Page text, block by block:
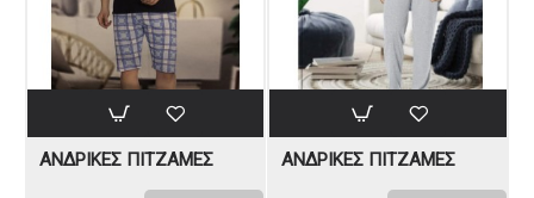
ΑΝΔΡΙΚΈΣ ΠΙΤΖΆΜΕΣ ΑΝΔΡΙΚΈΣ ΠΙΤΖΆΜΕΣ